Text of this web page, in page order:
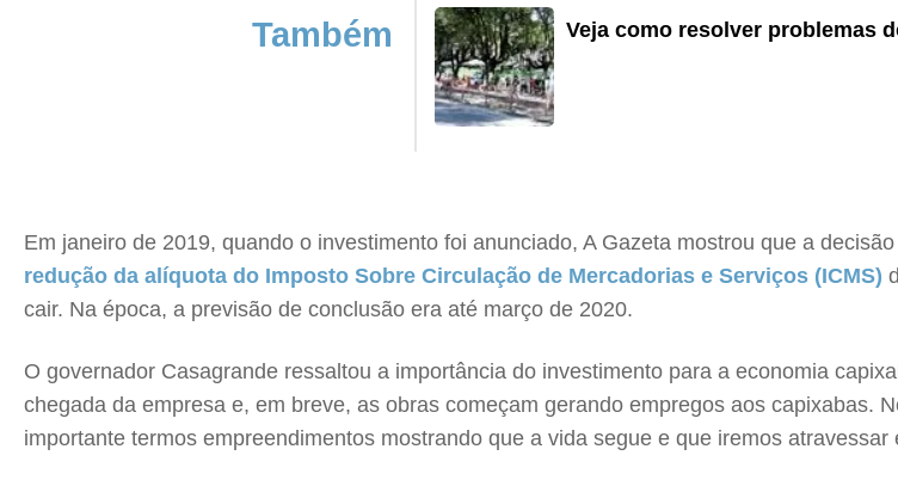
Também
Veja como resolver problemas
Em janeiro de 2019, quando o investimento foi anunciado, A Gazeta mostrou que a
redução da alíquota do Imposto Sobre Circulação de Mercadorias e Serviços (ICMS)
cair. Na época, a previsão de conclusão era até março de 2020.
O governador Casagrande ressaltou a importância do investimento para a economia
chegada da empresa e, em breve, as obras começam gerando empregos aos capixabas.
importante termos empreendimentos mostrando que a vida segue e que iremos